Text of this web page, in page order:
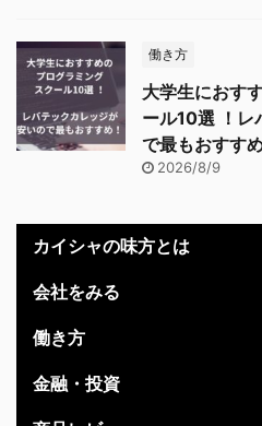
働き方
大学生におす
ール10選 ！レ
で最もおすす
2026/8/9
カイシャの味方とは
会社をみる
働き方
金融・投資